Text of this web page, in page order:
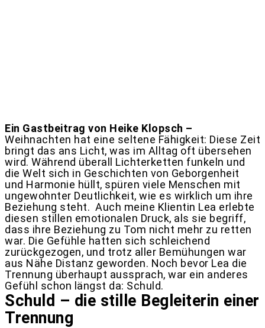
Ein Gastbeitrag von Heike Klopsch –
Weihnachten hat eine seltene Fähigkeit: Diese Zeit
bringt das ans Licht, was im Alltag oft übersehen
wird. Während überall Lichterketten funkeln und
die Welt sich in Geschichten von Geborgenheit
und Harmonie hüllt, spüren viele Menschen mit
ungewohnter Deutlichkeit, wie es wirklich um ihre
Beziehung steht. Auch meine Klientin Lea erlebte
diesen stillen emotionalen Druck, als sie begriff,
dass ihre Beziehung zu Tom nicht mehr zu retten
war. Die Gefühle hatten sich schleichend
zurückgezogen, und trotz aller Bemühungen war
aus Nähe Distanz geworden. Noch bevor Lea die
Trennung überhaupt aussprach, war ein anderes
Gefühl schon längst da: Schuld.
Schuld – die stille Begleiterin einer
Trennung